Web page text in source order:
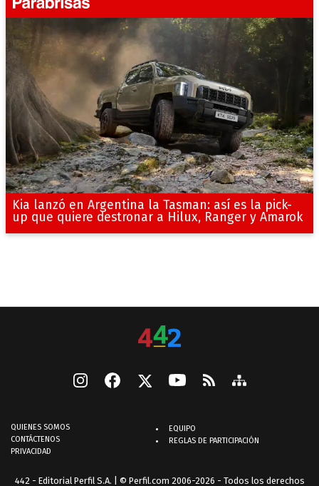
Kia lanzó en Argentina la Tasman: así es la pick-
up que quiere destronar a Hilux, Ranger y Amarok
QUIENES SOMOS
CONTÁCTENOS
PRIVACIDAD
EQUIPO
REGLAS DE PARTICIPACIÓN
442 - Editorial Perfil S.A. | © Perfil.com 2006-2026 - Todos los derechos